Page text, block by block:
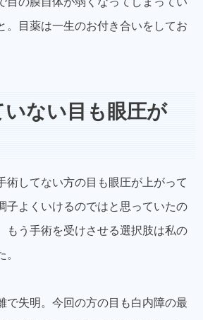
。目薬は一生のお付き合いをしてお
ない目も眼圧が
術してない方の目も眼圧が上がって
子よくいけるのではと思っていたの
もう手術を受けさせる選択肢は私の
で失明。今回の方の目も白内障の最